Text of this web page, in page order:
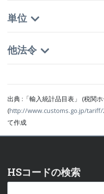
単位
他法令
出典 :「輸入統計品目表」 (税関
(http://www.customs.go.jp/tariff/
て作成
HSコードの検索